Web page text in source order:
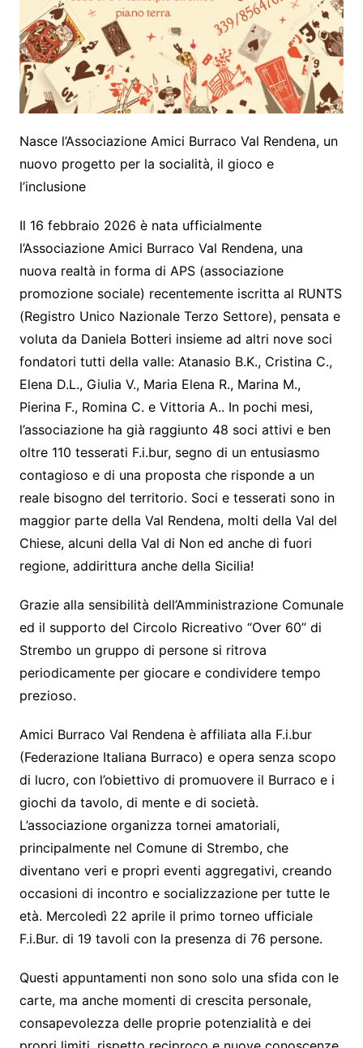
Nasce l’Associazione Amici Burraco Val Rendena, un
nuovo progetto per la socialità, il gioco e
l’inclusione
Il 16 febbraio 2026 è nata ufficialmente
l’Associazione Amici Burraco Val Rendena, una
nuova realtà in forma di APS (associazione
promozione sociale) recentemente iscritta al RUNTS
(Registro Unico Nazionale Terzo Settore), pensata e
voluta da Daniela Botteri insieme ad altri nove soci
fondatori tutti della valle: Atanasio B.K., Cristina C.,
Elena D.L., Giulia V., Maria Elena R., Marina M.,
Pierina F., Romina C. e Vittoria A.. In pochi mesi,
l’associazione ha già raggiunto 48 soci attivi e ben
oltre 110 tesserati F.i.bur, segno di un entusiasmo
contagioso e di una proposta che risponde a un
reale bisogno del territorio. Soci e tesserati sono in
maggior parte della Val Rendena, molti della Val del
Chiese, alcuni della Val di Non ed anche di fuori
regione, addirittura anche della Sicilia!
Grazie alla sensibilità dell’Amministrazione Comunale
ed il supporto del Circolo Ricreativo “Over 60” di
Strembo un gruppo di persone si ritrova
periodicamente per giocare e condividere tempo
prezioso.
Amici Burraco Val Rendena è affiliata alla F.i.bur
(Federazione Italiana Burraco) e opera senza scopo
di lucro, con l’obiettivo di promuovere il Burraco e i
giochi da tavolo, di mente e di società.
L’associazione organizza tornei amatoriali,
principalmente nel Comune di Strembo, che
diventano veri e propri eventi aggregativi, creando
occasioni di incontro e socializzazione per tutte le
età. Mercoledì 22 aprile il primo torneo ufficiale
F.i.Bur. di 19 tavoli con la presenza di 76 persone.
Questi appuntamenti non sono solo una sfida con le
carte, ma anche momenti di crescita personale,
consapevolezza delle proprie potenzialità e dei